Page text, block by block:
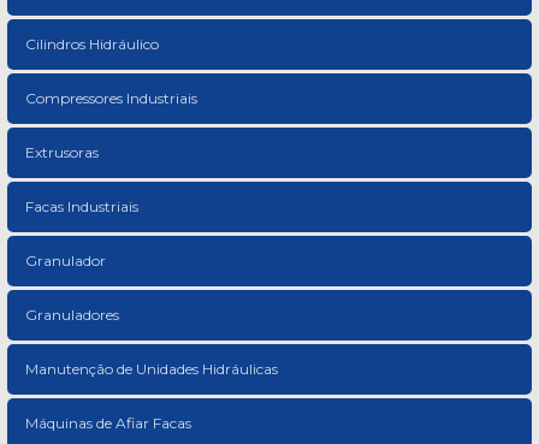
Cilindros Hidráulico
Compressores Industriais
Extrusoras
Facas Industriais
Granulador
Granuladores
Manutenção de Unidades Hidráulicas
Máquinas de Afiar Facas